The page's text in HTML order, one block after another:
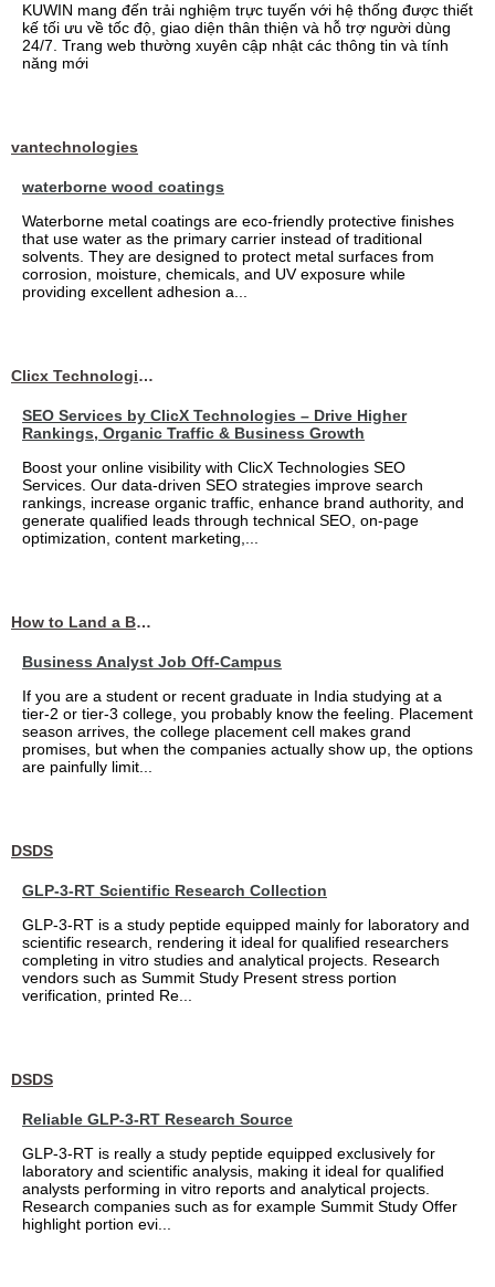
KUWIN mang đến trải nghiệm trực tuyến với hệ thống được thiết
kế tối ưu về tốc độ, giao diện thân thiện và hỗ trợ người dùng
24/7. Trang web thường xuyên cập nhật các thông tin và tính
năng mới
vantechnologies
waterborne wood coatings
Waterborne metal coatings are eco-friendly protective finishes
that use water as the primary carrier instead of traditional
solvents. They are designed to protect metal surfaces from
corrosion, moisture, chemicals, and UV exposure while
providing excellent adhesion a...
Clicx Technologies
SEO Services by ClicX Technologies – Drive Higher
Rankings, Organic Traffic & Business Growth
Boost your online visibility with ClicX Technologies SEO
Services. Our data-driven SEO strategies improve search
rankings, increase organic traffic, enhance brand authority, and
generate qualified leads through technical SEO, on-page
optimization, content marketing,...
How to Land a Business Analyst Job Off-Campus When Your College Has Zero Tech Connections
Business Analyst Job Off-Campus
If you are a student or recent graduate in India studying at a
tier-2 or tier-3 college, you probably know the feeling. Placement
season arrives, the college placement cell makes grand
promises, but when the companies actually show up, the options
are painfully limit...
DSDS
GLP-3-RT Scientific Research Collection
GLP-3-RT is a study peptide equipped mainly for laboratory and
scientific research, rendering it ideal for qualified researchers
completing in vitro studies and analytical projects. Research
vendors such as Summit Study Present stress portion
verification, printed Re...
DSDS
Reliable GLP-3-RT Research Source
GLP-3-RT is really a study peptide equipped exclusively for
laboratory and scientific analysis, making it ideal for qualified
analysts performing in vitro reports and analytical projects.
Research companies such as for example Summit Study Offer
highlight portion evi...